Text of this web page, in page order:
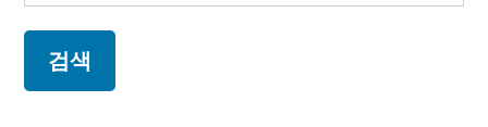
독
이색: